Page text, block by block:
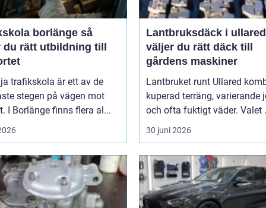
borlänge så
du rätt utbildning till
trafikskola är ett av de
stegen på vägen mot
I Borlänge finns flera al...
Lantbruksdäck i ullared
väljer du rätt däck till
gårdens maskiner
Lantbruket runt Ullared
kuperad terräng, varierande
och ofta fuktigt väder. Valet
30 juni 2026